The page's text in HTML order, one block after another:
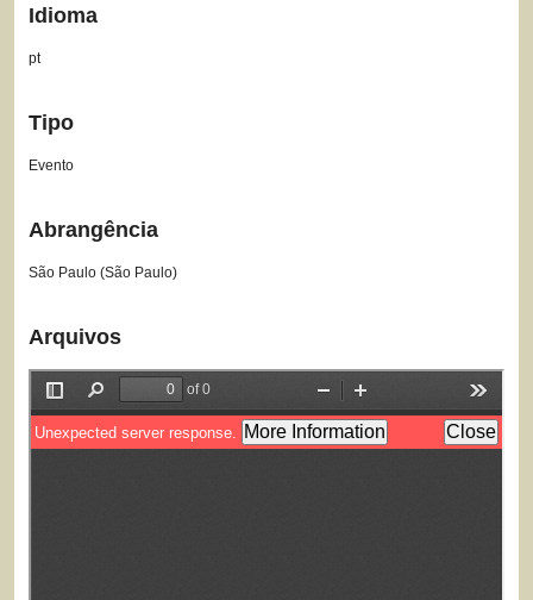
Idioma
pt
Tipo
Evento
Abrangência
São Paulo (São Paulo)
Arquivos